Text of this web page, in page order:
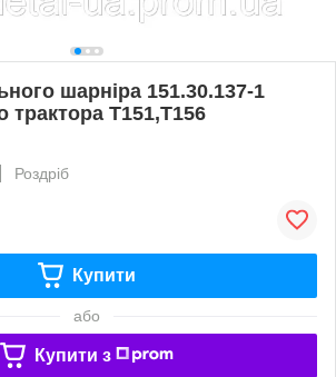
шарніра 151.30.137-1
трактора Т151,Т156
Роздріб
Купити
або
Купити з